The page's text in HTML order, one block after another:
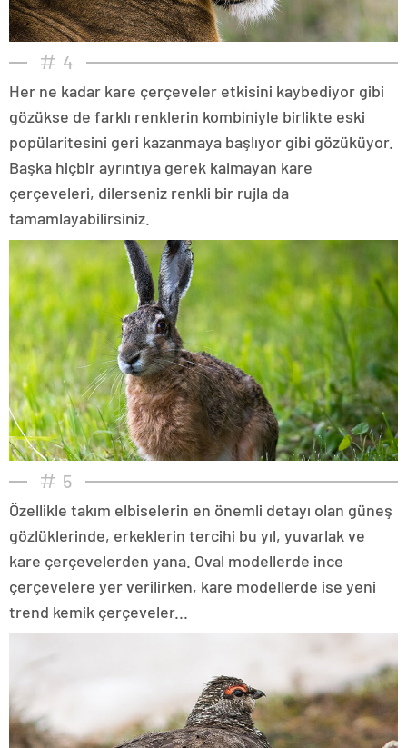
4
Her ne kadar kare çerçeveler etkisini kaybediyor gibi
gözükse de farklı renklerin kombiniyle birlikte eski
popülaritesini geri kazanmaya başlıyor gibi gözüküyor.
Başka hiçbir ayrıntıya gerek kalmayan kare
çerçeveleri, dilerseniz renkli bir rujla da
tamamlayabilirsiniz.
5
Özellikle takım elbiselerin en önemli detayı olan güneş
gözlüklerinde, erkeklerin tercihi bu yıl, yuvarlak ve
kare çerçevelerden yana. Oval modellerde ince
çerçevelere yer verilirken, kare modellerde ise yeni
trend kemik çerçeveler...